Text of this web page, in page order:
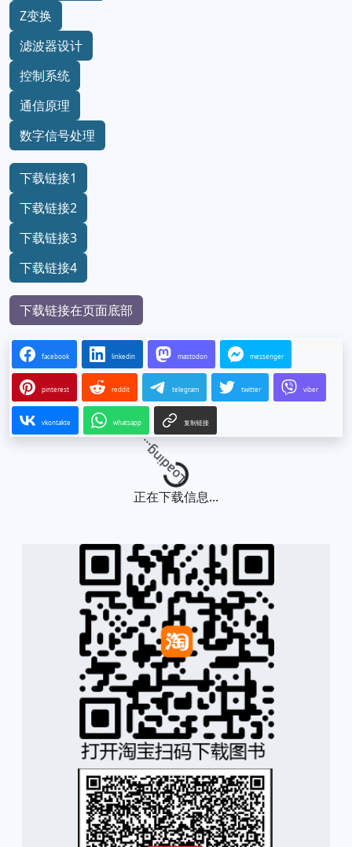
Z变换
滤波器设计
控制系统
通信原理
数字信号处理
下载链接1
下载链接2
下载链接3
下载链接4
下载链接在页面底部
facebook linkedin mastodon messenger
pinterest reddit telegram twitter viber
vkontakte whatsapp 复制链接
Loading...
正在下载信息...